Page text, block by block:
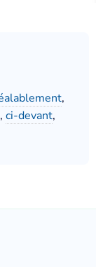
,
, ci-devant,